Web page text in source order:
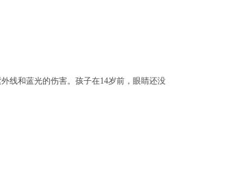
线和蓝光的伤害。孩子在14岁前，眼睛还没